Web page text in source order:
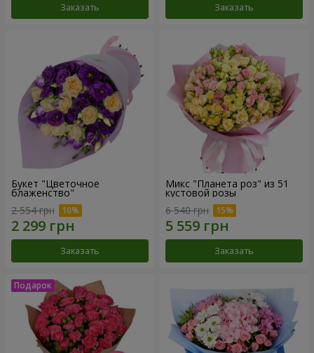
Заказать Заказать
Букет "Цветочное
блаженство"
2 554 грн
Заказать
Микс "Планета роз" из 51
кустовой розы
6 540 грн
Заказать